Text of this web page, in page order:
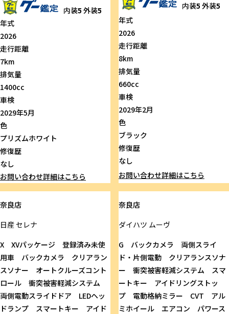
内装5 外装5
年式
2026
走行距離
7km
排気量
1400cc
車検
2029年5月
色
プリズムホワイト
修復歴
なし
お問い合わせ詳細はこちら
内装5 外装5
年式
2026
走行距離
8km
排気量
660cc
車検
2029年2月
色
ブラック
修復歴
なし
お問い合わせ詳細はこちら
奈良店
日産セレナ
X XVパッケージ 登録済み未使
用車 バックカメラ クリアラン
スソナー オートクルーズコント
ロール 衝突被害軽減システム
両側電動スライドドア LEDヘッ
ドランプ スマートキー アイド
奈良店
ダイハツ ムーヴ
G バックカメラ 両側スライ
ド・片側電動 クリアランスソナ
ー 衝突被害軽減システム スマ
ートキー アイドリングストッ
プ 電動格納ミラー CVT アル
ミホイール エアコン パワース